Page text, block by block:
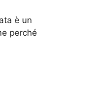
è un
perché